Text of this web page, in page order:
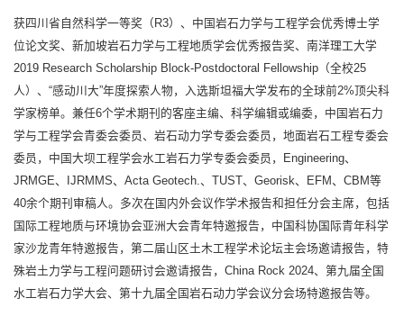
获四川省自然科学一等奖（R3）、中国岩石力学与工程学会优秀博士学
位论文奖、新加坡岩石力学与工程地质学会优秀报告奖、南洋理工大学
2019 Research Scholarship Block-Postdoctoral Fellowship（全校25
人）、“感动川大”年度探索人物，入选斯坦福大学发布的全球前2%顶尖科
学家榜单。兼任6个学术期刊的客座主编、科学编辑或编委，中国岩石力
学与工程学会青委会委员、岩石动力学专委会委员，地面岩石工程专委会
委员，中国大坝工程学会水工岩石力学专委会委员，Engineering、
JRMGE、IJRMMS、Acta Geotech.、TUST、Georisk、EFM、CBM等
40余个期刊审稿人。多次在国内外会议作学术报告和担任分会主席，包括
国际工程地质与环境协会亚洲大会青年特邀报告，中国科协国际青年科学
家沙龙青年特邀报告，第二届山区土木工程学术论坛主会场邀请报告，特
殊岩土力学与工程问题研讨会邀请报告，China Rock 2024、第九届全国
水工岩石力学大会、第十九届全国岩石动力学会议分会场特邀报告等。